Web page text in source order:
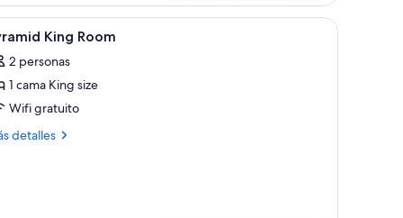
chimenea y unas palas de madera en la pared.Tabla de planchar con plancha, wifi gratis,
2 King Room
2 personas
1 cama King size
Wifi gratuito
detalles